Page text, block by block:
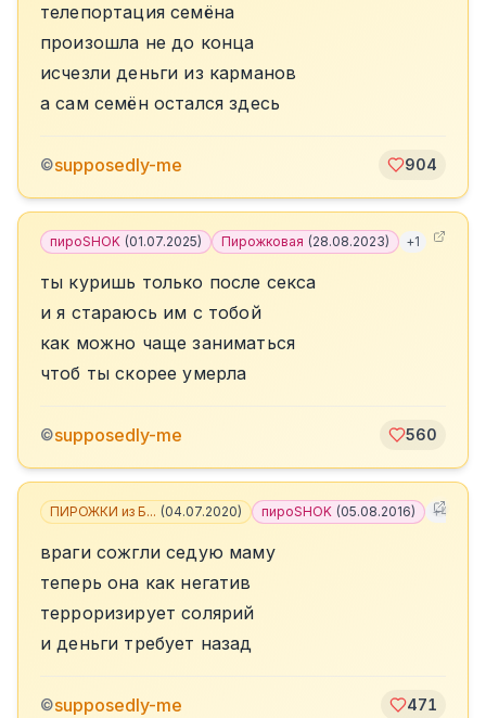
телепортация семёна
произошла не до конца
исчезли деньги из карманов
а сам семён остался здесь
©supposedly-me 904
пироSHOK (01.07.2025) Пирожковая (28.08.2023) +1
ты куришь только после секса
и я стараюсь им с тобой
как можно чаще заниматься
чтоб ты скорее умерла
©supposedly-me 560
ПИРОЖКИ из Б... (04.07.2020) пироSHOK (05.08.2016) +4
враги сожгли седую маму
теперь она как негатив
терроризирует солярий
и деньги требует назад
©supposedly-me 471